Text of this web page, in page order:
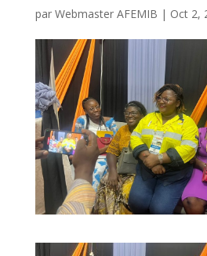
par Webmaster AFEMIB | Oct 2,